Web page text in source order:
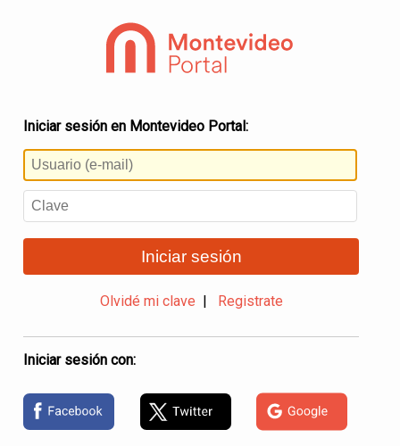
Iniciar sesión en Montevideo Portal:
Iniciar sesión
Olvidé mi clave Registrate
Iniciar sesión con: